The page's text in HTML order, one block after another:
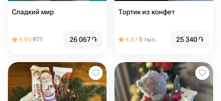
Сладкий мир️
4.90971 26 067֏
Тортик из конфет
4.875 тыс. 25 340֏